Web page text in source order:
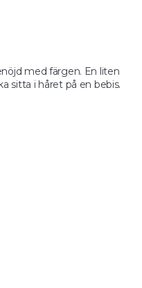
med färgen. En liten